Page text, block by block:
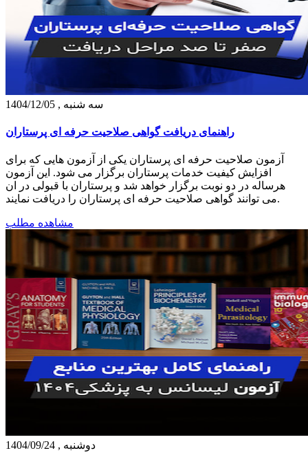
سه شنبه , 1404/12/05
راهنمای دریافت گواهی صلاحیت حرفه ای پرستاران
آزمون صلاحیت حرفه ای پرستاران یکی از آزمون هایی که برای
افزایش کیفیت خدمات پرستاران برگزار می شود. این آزمون
هرساله در دو نوبت برگزار خواهد شد و پرستاران با قبولی در ان
می توانند گواهی صلاحیت حرفه ای پرستاران را دریافت نمایند.
مشاهده مطلب
دوشنبه , 1404/09/24